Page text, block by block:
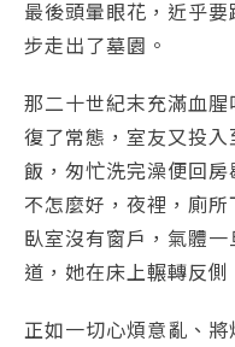
最後頭暈眼花，近乎
步走出了墓園。
那二十世紀末充滿血
復了常態，室友又投
飯，匆忙洗完澡便回
不怎麼好，夜裡，廁
臥室沒有窗戶，氣體
道，她在床上輾轉反
正如一切心煩意亂、